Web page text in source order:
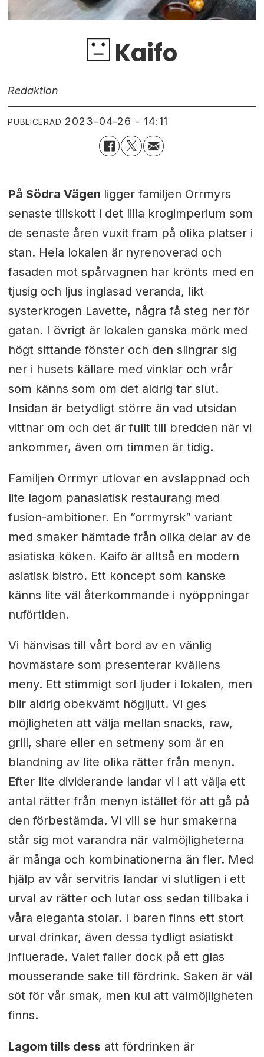
Kaifo
Redaktion
PUBLICERAD 2023-04-26 - 14:11
På Södra Vägen ligger familjen Orrmyrs
senaste tillskott i det lilla krogimperium som
de senaste åren vuxit fram på olika platser i
stan. Hela lokalen är nyrenoverad och
fasaden mot spårvagnen har krönts med en
tjusig och ljus inglasad veranda, likt
systerkrogen Lavette, några få steg ner för
gatan. I övrigt är lokalen ganska mörk med
högt sittande fönster och den slingrar sig
ner i husets källare med vinklar och vrår
som känns som om det aldrig tar slut.
Insidan är betydligt större än vad utsidan
vittnar om och det är fullt till bredden när vi
ankommer, även om timmen är tidig.
Familjen Orrmyr utlovar en avslappnad och
lite lagom panasiatisk restaurang med
fusion-ambitioner. En ”orrmyrsk” variant
med smaker hämtade från olika delar av de
asiatiska köken. Kaifo är alltså en modern
asiatisk bistro. Ett koncept som kanske
känns lite väl återkommande i nyöppningar
nuförtiden.
Vi hänvisas till vårt bord av en vänlig
hovmästare som presenterar kvällens
meny. Ett stimmigt sorl ljuder i lokalen, men
blir aldrig obekvämt högljutt. Vi ges
möjligheten att välja mellan snacks, raw,
grill, share eller en setmeny som är en
blandning av lite olika rätter från menyn.
Efter lite dividerande landar vi i att välja ett
antal rätter från menyn istället för att gå på
den förbestämda. Vi vill se hur smakerna
står sig mot varandra när valmöjligheterna
är många och kombinationerna än fler. Med
hjälp av vår servitris landar vi slutligen i ett
urval av rätter och lutar oss sedan tillbaka i
våra eleganta stolar. I baren finns ett stort
urval drinkar, även dessa tydligt asiatiskt
influerade. Valet faller dock på ett glas
mousserande sake till fördrink. Saken är väl
söt för vår smak, men kul att valmöjligheten
finns.
Lagom tills dess att fördrinken är